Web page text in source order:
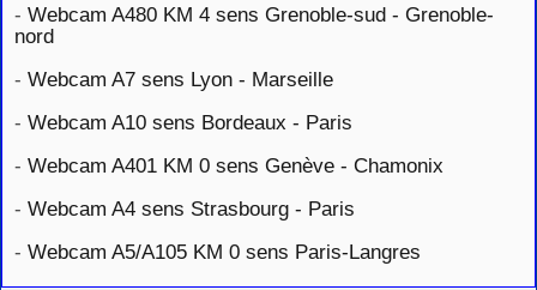
- Webcam A480 KM 4 sens Grenoble-sud - Grenoble-
nord
- Webcam A7 sens Lyon - Marseille
- Webcam A10 sens Bordeaux - Paris
- Webcam A401 KM 0 sens Genève - Chamonix
- Webcam A4 sens Strasbourg - Paris
- Webcam A5/A105 KM 0 sens Paris-Langres